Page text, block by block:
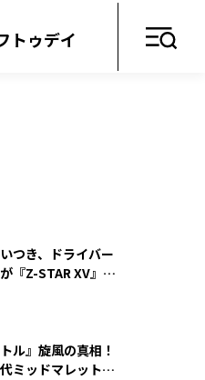
トゥデイ
つき、ドライバー
『Z-STAR XV』を
ル』旋風の真相！
ミッドマレットが